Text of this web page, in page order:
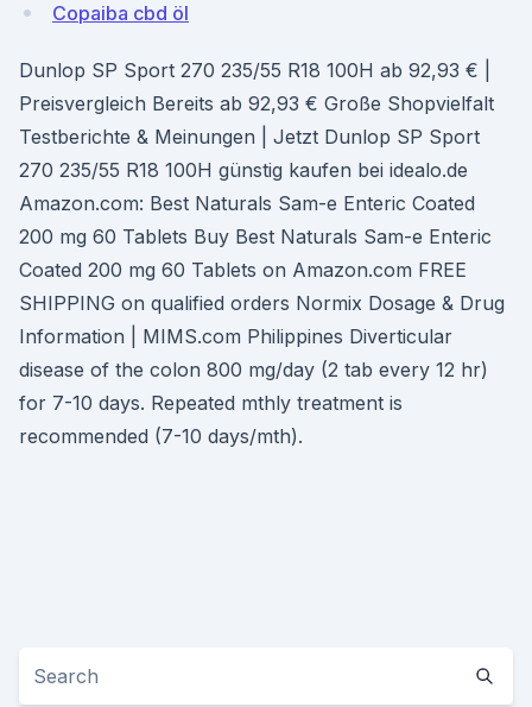
Copaiba cbd öl
Dunlop SP Sport 270 235/55 R18 100H ab 92,93 € |
Preisvergleich Bereits ab 92,93 € Große Shopvielfalt
Testberichte & Meinungen | Jetzt Dunlop SP Sport
270 235/55 R18 100H günstig kaufen bei idealo.de
Amazon.com: Best Naturals Sam-e Enteric Coated
200 mg 60 Tablets Buy Best Naturals Sam-e Enteric
Coated 200 mg 60 Tablets on Amazon.com FREE
SHIPPING on qualified orders Normix Dosage & Drug
Information | MIMS.com Philippines Diverticular
disease of the colon 800 mg/day (2 tab every 12 hr)
for 7-10 days. Repeated mthly treatment is
recommended (7-10 days/mth).